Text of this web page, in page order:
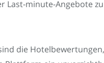
Last-minute-Angebote
die